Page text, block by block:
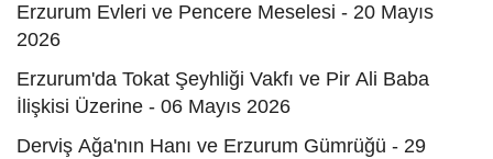
Erzurum Evleri ve Pencere Meselesi - 20 Mayıs
2026
Erzurum'da Tokat Şeyhliği Vakfı ve Pir Ali Baba
İlişkisi Üzerine - 06 Mayıs 2026
Derviş Ağa'nın Hanı ve Erzurum Gümrüğü - 29